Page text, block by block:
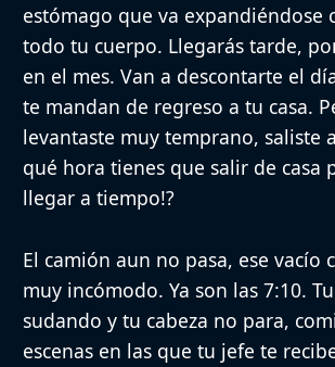
estómago que va expandiéndose
todo tu cuerpo. Llegarás tarde,
en el mes. Van a descontarte el
te mandan de regreso a tu casa.
levantaste muy temprano, saliste
qué hora tienes que salir de casa
llegar a tiempo!?
El camión aun no pasa, ese vacío
muy incómodo. Ya son las 7:10.
sudando y tu cabeza no para,
escenas en las que tu jefe te